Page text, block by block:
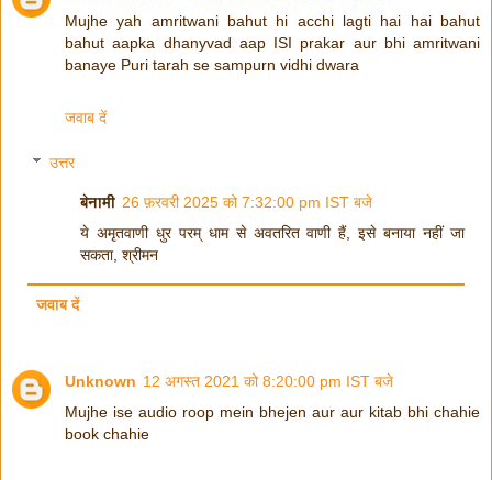
Mujhe yah amritwani bahut hi acchi lagti hai hai bahut
bahut aapka dhanyvad aap ISI prakar aur bhi amritwani
banaye Puri tarah se sampurn vidhi dwara
जवाब दें
उत्तर
बेनामी 26 फ़रवरी 2025 को 7:32:00 pm IST बजे
ये अमृतवाणी धुर परम् धाम से अवतरित वाणी हैं, इसे बनाया नहीं जा
सकता, श्रीमन
जवाब दें
Unknown 12 अगस्त 2021 को 8:20:00 pm IST बजे
Mujhe ise audio roop mein bhejen aur aur kitab bhi chahie
book chahie